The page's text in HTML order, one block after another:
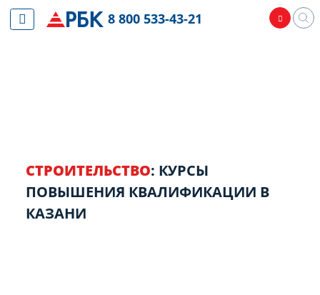
СТРОИТЕЛЬСТВО: КУРСЫ
ПОВЫШЕНИЯ КВАЛИФИКАЦИИ В
КАЗАНИ
8 800 533-43-21